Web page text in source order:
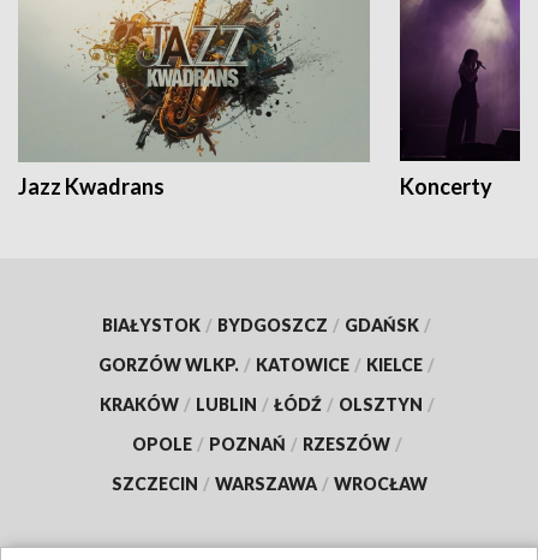
Jazz Kwadrans Koncerty
BIAŁYSTOK / BYDGOSZCZ / GDAŃSK /
GORZÓW WLKP. / KATOWICE / KIELCE /
KRAKÓW / LUBLIN / ŁÓDŹ / OLSZTYN /
OPOLE / POZNAŃ / RZESZÓW /
SZCZECIN / WARSZAWA / WROCŁAW